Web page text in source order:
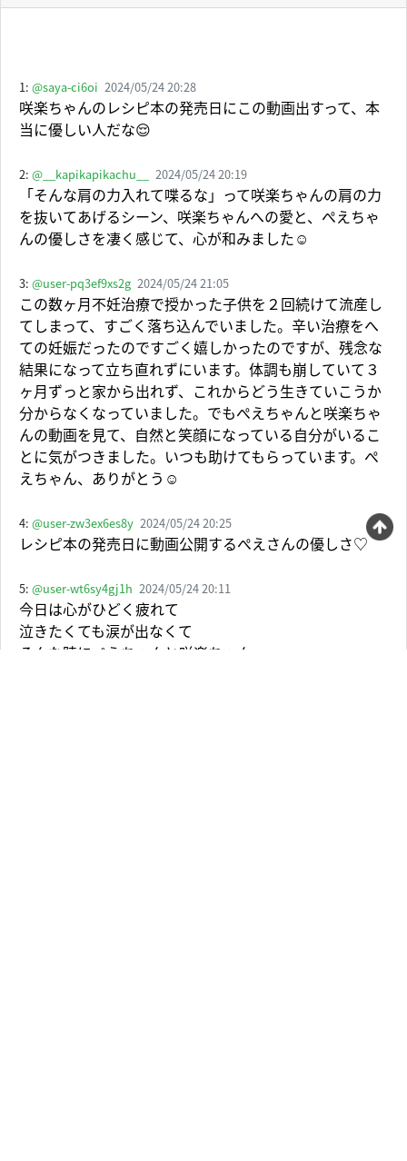
1: @saya-ci6oi 2024/05/24 20:28
咲楽ちゃんのレシピ本の発売日にこの動画出すって、本
当に優しい人だな😌
2: @__kapikapikachu__ 2024/05/24 20:19
「そんな肩の力入れて喋るな」って咲楽ちゃんの肩の力
を抜いてあげるシーン、咲楽ちゃんへの愛と、ぺえちゃ
んの優しさを凄く感じて、心が和みました☺️
3: @user-pq3ef9xs2g 2024/05/24 21:05
この数ヶ月不妊治療で授かった子供を２回続けて流産し
てしまって、すごく落ち込んでいました。辛い治療をへ
ての妊娠だったのですごく嬉しかったのですが、残念な
結果になって立ち直れずにいます。体調も崩していて３
ヶ月ずっと家から出れず、これからどう生きていこうか
分からなくなっていました。でもぺえちゃんと咲楽ちゃ
んの動画を見て、自然と笑顔になっている自分がいるこ
とに気がつきました。いつも助けてもらっています。ぺ
えちゃん、ありがとう☺️
4: @user-zw3ex6es8y 2024/05/24 20:25
レシピ本の発売日に動画公開するぺえさんの優しさ♡
5: @user-wt6sy4gj1h 2024/05/24 20:11
今日は心がひどく疲れて
泣きたくても涙が出なくて
そんな時にぺえちゃんと咲楽ちゃん